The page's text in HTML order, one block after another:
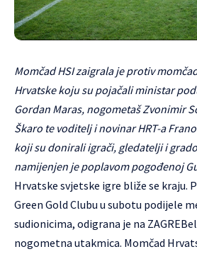
Momčad HSI zaigrala je protiv
Hrvatske koju su pojačali ministar
Gordan Maras, nogometaš Zvonimir
Škaro te voditelj i novinar HRT-a
koji su donirali igrači, gledatelji i
namijenjen je poplavom pogođenoj
Hrvatske svjetske igre bliže se kraju.
Green Gold Clubu u subotu podijele
sudionicima, odigrana je na
nogometna utakmica. Momčad